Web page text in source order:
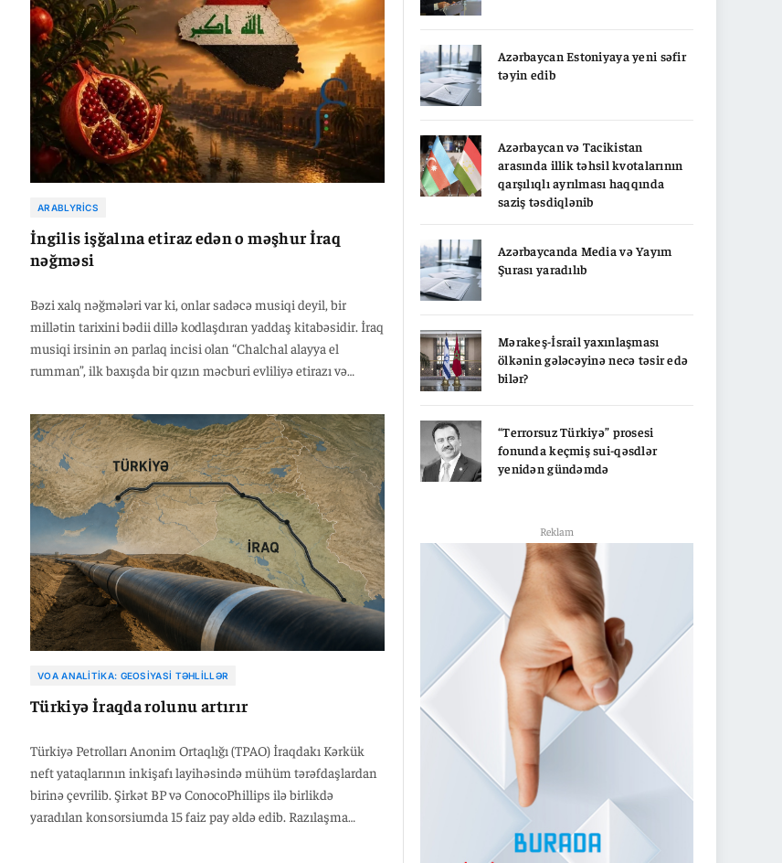
ARABLYRICS
İngilis işğalına etiraz edən o məşhur İraq
nəğməsi
Bəzi xalq nəğmələri var ki, onlar sadəcə musiqi deyil, bir
millətin tarixini bədii dillə kodlaşdıran yaddaş kitabəsidir. İraq
musiqi irsinin ən parlaq incisi olan “Chalchal alayya el
rumman”, ilk baxışda bir qızın məcburi evliliyə etirazı və
ci illərdə İraqın ingilis işğalına qarşı gizli siyasi etiraz
manifestidir.
VOA ANALITIKA: GEOSIYASI TƏHLILLƏR
Türkiyə İraqda rolunu artırır
Türkiyə Petrolları Anonim Ortaqlığı (TPAO) İraqdakı Kərkük
neft yataqlarının inkişafı layihəsində mühüm tərəfdaşlardan
birinə çevrilib. Şirkət BP və ConocoPhillips ilə birlikdə
yaradılan konsorsiumda 15 faiz pay əldə edib. Razılaşma
Azərbaycan Estoniyaya yeni səfir
təyin edib
Azərbaycan və Tacikistan
arasında illik təhsil kvotalarının
qarşılıqlı ayrılması haqqında
saziş təsdiqlənib
Azərbaycanda Media və Yayım
Şurası yaradılıb
Mərakeş-İsrail yaxınlaşması
ölkənin gələcəyinə necə təsir edə
bilər?
“Terrorsuz Türkiyə” prosesi
fonunda keçmiş sui-qəsdlər
yenidən gündəmdə
Reklam